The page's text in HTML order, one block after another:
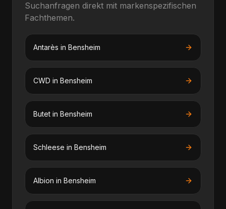
Suchanfragen direkt mit markenspezifischen
Fachthemen.
Antarès in Bensheim
CWD in Bensheim
Butet in Bensheim
Schleese in Bensheim
Albion in Bensheim